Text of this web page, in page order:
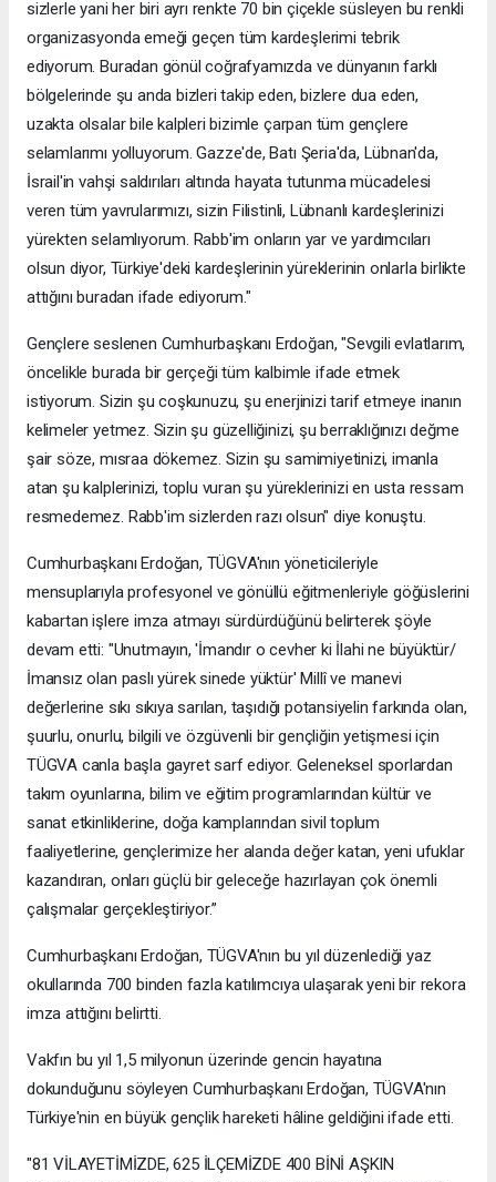
sizlerle yani her biri ayrı renkte 70 bin çiçekle süsleyen bu renkli
organizasyonda emeği geçen tüm kardeşlerimi tebrik
ediyorum. Buradan gönül coğrafyamızda ve dünyanın farklı
bölgelerinde şu anda bizleri takip eden, bizlere dua eden,
uzakta olsalar bile kalpleri bizimle çarpan tüm gençlere
selamlarımı yolluyorum. Gazze'de, Batı Şeria'da, Lübnan'da,
İsrail'in vahşi saldırıları altında hayata tutunma mücadelesi
veren tüm yavrularımızı, sizin Filistinli, Lübnanlı kardeşlerinizi
yürekten selamlıyorum. Rabb'im onların yar ve yardımcıları
olsun diyor, Türkiye'deki kardeşlerinin yüreklerinin onlarla birlikte
attığını buradan ifade ediyorum."
Gençlere seslenen Cumhurbaşkanı Erdoğan, "Sevgili evlatlarım,
öncelikle burada bir gerçeği tüm kalbimle ifade etmek
istiyorum. Sizin şu coşkunuzu, şu enerjinizi tarif etmeye inanın
kelimeler yetmez. Sizin şu güzelliğinizi, şu berraklığınızı değme
şair söze, mısraa dökemez. Sizin şu samimiyetinizi, imanla
atan şu kalplerinizi, toplu vuran şu yüreklerinizi en usta ressam
resmedemez. Rabb'im sizlerden razı olsun" diye konuştu.
Cumhurbaşkanı Erdoğan, TÜGVA'nın yöneticileriyle
mensuplarıyla profesyonel ve gönüllü eğitmenleriyle göğüslerini
kabartan işlere imza atmayı sürdürdüğünü belirterek şöyle
devam etti: "Unutmayın, 'İmandır o cevher ki İlahi ne büyüktür/
İmansız olan paslı yürek sinede yüktür' Millî ve manevi
değerlerine sıkı sıkıya sarılan, taşıdığı potansiyelin farkında olan,
şuurlu, onurlu, bilgili ve özgüvenli bir gençliğin yetişmesi için
TÜGVA canla başla gayret sarf ediyor. Geleneksel sporlardan
takım oyunlarına, bilim ve eğitim programlarından kültür ve
sanat etkinliklerine, doğa kamplarından sivil toplum
faaliyetlerine, gençlerimize her alanda değer katan, yeni ufuklar
kazandıran, onları güçlü bir geleceğe hazırlayan çok önemli
çalışmalar gerçekleştiriyor.”
Cumhurbaşkanı Erdoğan, TÜGVA'nın bu yıl düzenlediği yaz
okullarında 700 binden fazla katılımcıya ulaşarak yeni bir rekora
imza attığını belirtti.
Vakfın bu yıl 1,5 milyonun üzerinde gencin hayatına
dokunduğunu söyleyen Cumhurbaşkanı Erdoğan, TÜGVA'nın
Türkiye'nin en büyük gençlik hareketi hâline geldiğini ifade etti.
"81 VİLAYETİMİZDE, 625 İLÇEMİZDE 400 BİNİ AŞKIN